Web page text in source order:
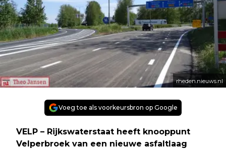
rheden.nieuws.nl
Voeg toe als voorkeursbron op Google
VELP – Rijkswaterstaat heeft knooppunt
Velperbroek van een nieuwe asfaltlaag